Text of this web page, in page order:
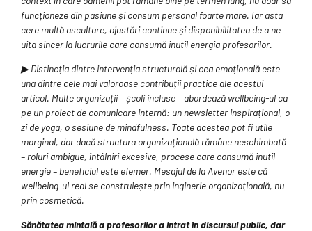
funcționeze din pasiune și consum personal foarte mare. Iar asta
cere multă ascultare, ajustări continue și disponibilitatea de a ne
uita sincer la lucrurile care consumă inutil energia profesorilor.
▶ Distincția dintre intervenția structurală și cea emoțională este
una dintre cele mai valoroase contribuții practice ale acestui
articol. Multe organizații – școli incluse – abordează wellbeing-ul ca
pe un proiect de comunicare internă: un newsletter inspirațional, o
zi de yoga, o sesiune de mindfulness. Toate acestea pot fi utile
marginal, dar dacă structura organizațională rămâne neschimbată
– roluri ambigue, întâlniri excesive, procese care consumă inutil
energie – beneficiul este efemer. Mesajul de la Avenor este că
wellbeing-ul real se construiește prin inginerie organizațională, nu
prin cosmetică.
Sănătatea mintală a profesorilor a intrat în discursul public, dar